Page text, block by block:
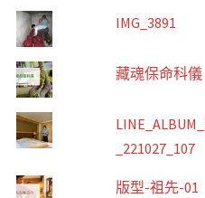
IMG_3891
藏魂保命科儀
_221027_107
版型-祖先-01